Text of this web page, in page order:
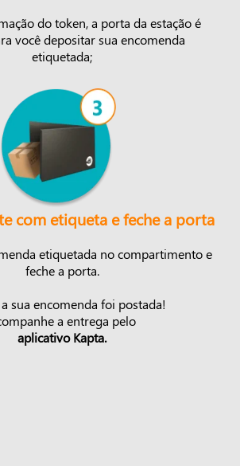
do token, a porta da estação é
você depositar sua encomenda
etiquetada;
com etiqueta e feche a porta
etiquetada no compartimento e
feche a porta.
sua encomenda foi postada!
a entrega pelo
aplicativo Kapta.